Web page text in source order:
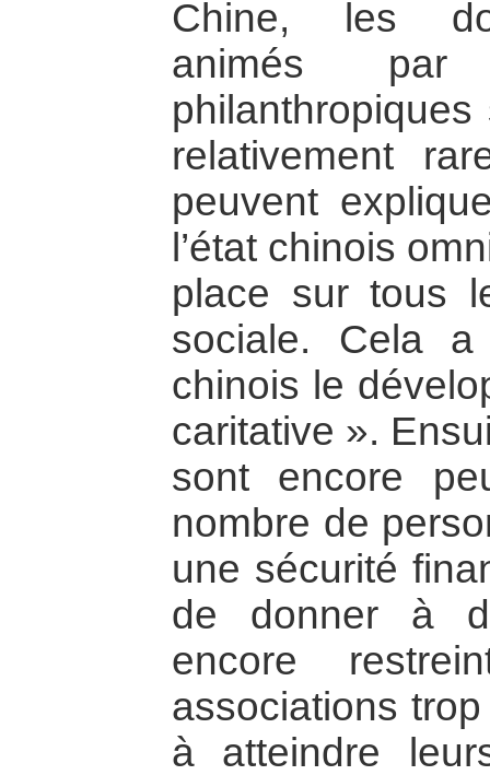
Chine, les
animés par
relativement
peuvent
l’état chinois
place sur tous
sociale. Cela
chinois le
caritative ».
sont encore
nombre de
une sécurité
de donner à
encore
associations
à atteindre